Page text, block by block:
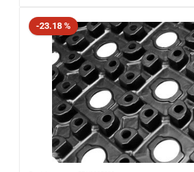
Rabatt
-23.18 %